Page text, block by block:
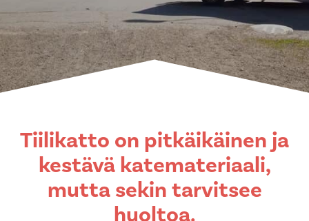
Tiilikatto on pitkäikäinen ja
kestävä katemateriaali,
mutta sekin tarvitsee
huoltoa.